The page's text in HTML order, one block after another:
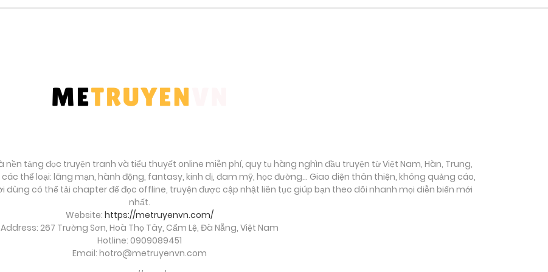
nền tảng đọc truyện tranh và tiểu thuyết online miễn phí, quy tụ hàng nghìn đầu truyện từ Việt Nam, Hàn, Trung,
thể loại: lãng mạn, hành động, fantasy, kinh dị, đam mỹ, học đường… Giao diện thân thiện, không quảng cáo,
dùng có thể tải chapter để đọc offline, truyện được cập nhật liên tục giúp bạn theo dõi nhanh mọi diễn biến mới
nhất.
Website: https://metruyenvn.com/
Address: 267 Trường Sơn, Hoà Thọ Tây, Cẩm Lệ, Đà Nẵng, Việt Nam
Hotline: 0909089451
Email: hotro@metruyenvn.com